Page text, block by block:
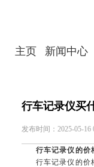
主页 新闻中心
行车记录仪买
发布时间：2025-05-16
行车记录仪的价
行车记录仪的价